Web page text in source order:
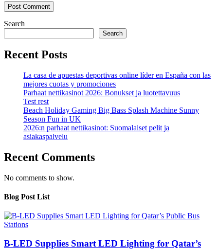
Search
Search
Recent Posts
La casa de apuestas deportivas online líder en España con las
mejores cuotas y promociones
Parhaat nettikasinot 2026: Bonukset ja luotettavuus
Test rest
Beach Holiday Gaming Big Bass Splash Machine Sunny
Season Fun in UK
2026:n parhaat nettikasinot: Suomalaiset pelit ja
asiakaspalvelu
Recent Comments
No comments to show.
Blog Post List
B-LED Supplies Smart LED Lighting for Qatar’s